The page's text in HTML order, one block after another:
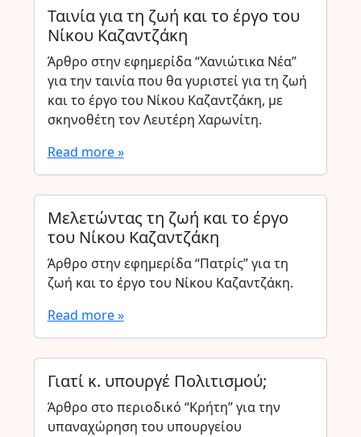
Ταινία για τη ζωή και το έργο του
Νίκου Καζαντζάκη
Άρθρο στην εφημερίδα “Χανιώτικα Νέα”
για την ταινία που θα γυριστεί για τη ζωή
και το έργο του Νίκου Καζαντζάκη, με
σκηνοθέτη τον Λευτέρη Χαρωνίτη.
Read more »
Μελετώντας τη ζωή και το έργο
του Νίκου Καζαντζάκη
Άρθρο στην εφημερίδα “Πατρίς” για τη
ζωή και το έργο του Νίκου Καζαντζάκη.
Read more »
Γιατί κ. υπουργέ Πολιτισμού;
Άρθρο στο περιοδικό “Κρήτη” για την
υπαναχώρηση του υπουργείου